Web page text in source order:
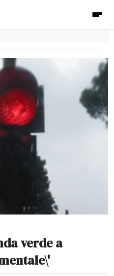
verde a